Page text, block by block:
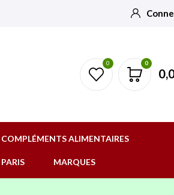
0 0
COMPLÉMENTS ALIMENTAIRES
MARQUES